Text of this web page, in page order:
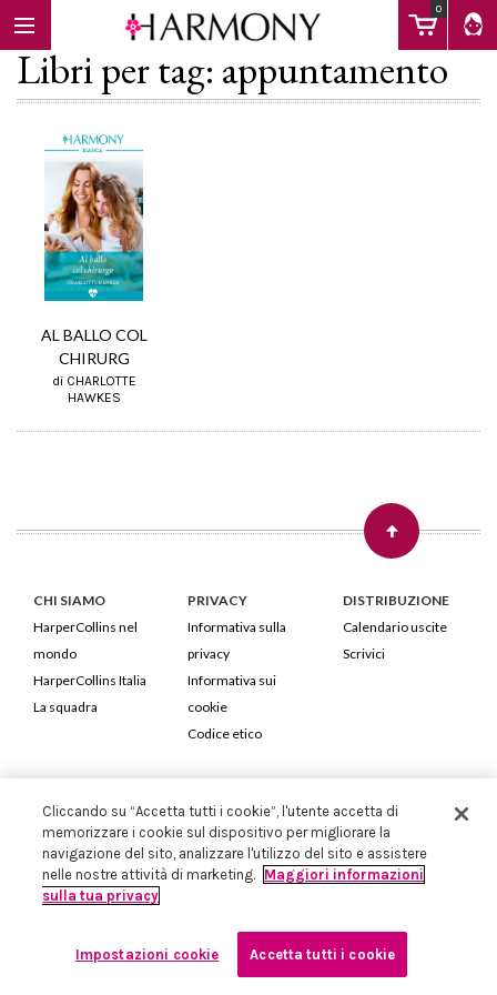
0
EBOOK
Calendario
Libri per tag: appuntamento
AL BALLO COL
CHIRURG
di CHARLOTTE
HAWKES
CHI SIAMO
HarperCollins nel
mondo
HarperCollins Italia
La squadra
PRIVACY
Informativa sulla
privacy
Informativa sui
cookie
Codice etico
DISTRIBUZIONE
Calendario uscite
Scrivici
Cod. Fiscale e P.IVA 05946780151 - Capitale Sociale 258.250 €
Iscritta in Milano al Registro delle imprese nr.198004 e REA nr.1051898
Cliccando su “Accetta tutti i cookie”, l'utente accetta di
memorizzare i cookie sul dispositivo per migliorare la
navigazione del sito, analizzare l'utilizzo del sito e assistere
nelle nostre attività di marketing. Maggiori informazioni
sulla tua privacy
Impostazioni cookie Accetta tutti i cookie